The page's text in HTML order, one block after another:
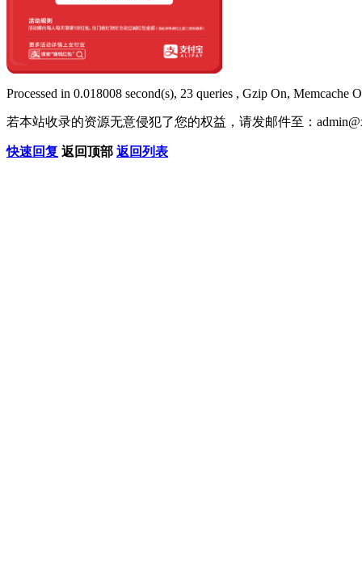
Processed in 0.018008 second(s), 23 queries , Gzip On, Memcache
若本站收录的资源无意侵犯了您的权益，请发邮件至：
快速回复 返回顶部 返回列表